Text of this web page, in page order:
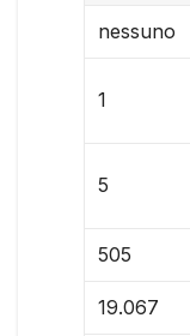
nessuno
1
5
505
19.067